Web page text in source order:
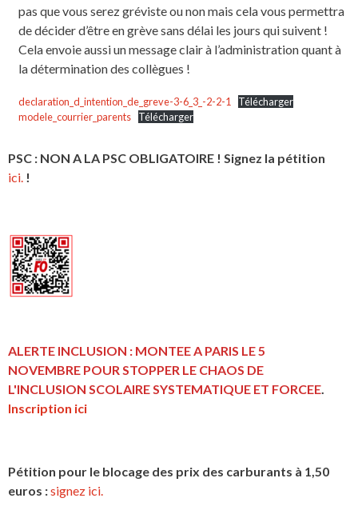
pas que vous serez gréviste ou non mais cela vous permettra
de décider d’être en grève sans délai les jours qui suivent !
Cela envoie aussi un message clair à l’administration quant à
la détermination des collègues !
declaration_d_intention_de_greve-3-6_3_-2-2-1
Télécharger
modele_courrier_parents
Télécharger
PSC : NON A LA PSC OBLIGATOIRE ! Signez la pétition
ici. !
ALERTE INCLUSION : MONTEE A PARIS LE 5
NOVEMBRE POUR STOPPER LE CHAOS DE
L'INCLUSION SCOLAIRE SYSTEMATIQUE ET FORCEE
Inscription ici
Pétition pour le blocage des prix des carburants à 1,50
euros :signez ici.